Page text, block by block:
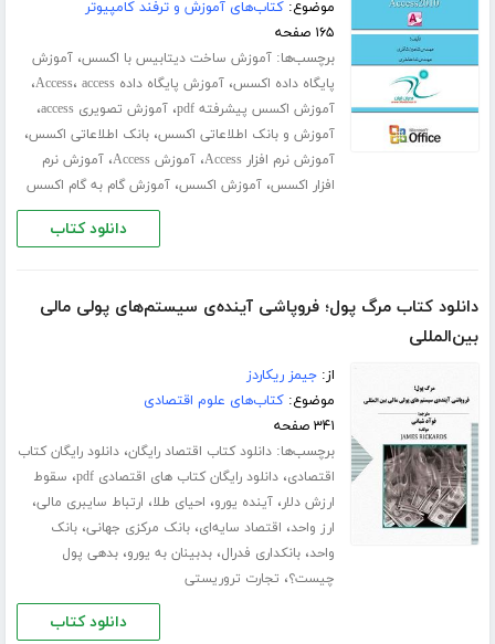
موضوع:کتاب‌های آموزش و ترفند کامپیوتر
۱۶۵ صفحه
برچسب‌ها:آموزش ساخت دیتابیس با اکسس،آموزش
پایگاه داده اکسس،آموزش پایگاه داده Access ، access ،
آموزش اکسس پیشرفته pdf ،آموزش تصویری access ،
آموزش و بانک اطلاعاتی اکسس،بانک اطلاعاتی اکسس،
آموزش نرم افزار Access ،آموزش Access ،آموزش نرم
افزار اکسس،آموزش اکسس،آموزش گام به گام اکسس
دانلود کتاب
دانلود کتاب مرگ پول؛ فروپاشی آینده‌ی سیستم‌های پولی مالی
بین‌المللی
از:جیمز ریکاردز
موضوع:کتاب‌های علوم اقتصادی
۳۴۱ صفحه
برچسب‌ها:دانلود کتاب اقتصاد رایگان،دانلود رایگان کتاب
اقتصادی،دانلود رایگان کتاب های اقتصادی pdf ، سقوط
ارزش دلار،آینده یورو، احیای طلا، ارتباط سایبری مالی،
ارز واحد، اقتصاد سایه‌ای،بانک مرکزی جهانی،بانک
واحد،بانکداری فدرال،بدبینان به یورو،بدهی پول
چیست؟، تجارت تروریستی
دانلود کتاب